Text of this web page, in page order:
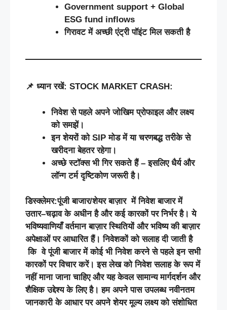
Government support + Global
ESG fund inflows
गिरावट में अच्छी एंट्री पॉइंट मिल सकती है
📌 ध्यान रखें: STOCK MARKET CRASH:
निवेश से पहले अपने जोखिम प्रोफाइल और लक्ष्य
को समझें।
इन शेयरों कोSIPमोड में या चरणबद्ध तरीके से
खरीदना बेहतर रहेगा।
अच्छे स्टॉक्स भी गिर सकते हैं–इसलिए धैर्य और
लॉन्ग टर्म दृष्टिकोण जरूरी है।
डिस्क्लेमर:पूंजी बाजार/शेयर बाज़ार में निवेश बाजार में
उतार–चढ़ाव के अधीन है और कई कारकों पर निर्भर है। ये
भविष्यवाणियाँ वर्तमान बाज़ार स्थितियों और भविष्य की बाज़ार
अपेक्षाओं पर आधारित हैं। निवेशकों को सलाह दी जाती है
कि वे पूंजी बाजार में कोई भी निवेश करने से पहले इन सभी
कारकों पर विचार करें। इस लेख को निवेश सलाह के रूप में
नहीं माना जाना चाहिए और यह केवल सामान्य मार्गदर्शन और
शैक्षिक उद्देश्य के लिए है। हम अपने पास उपलब्ध नवीनतम
जानकारी के आधार पर अपने शेयर मूल्य लक्ष्य को संशोधित